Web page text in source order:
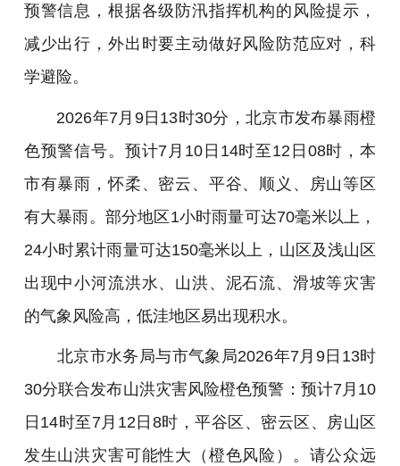
预警信息，根据各级防汛指挥机构的风险提示，
减少出行，外出时要主动做好风险防范应对，科
学避险。
2026年7月9日13时30分，北京市发布暴雨橙
色预警信号。预计7月10日14时至12日08时，本
市有暴雨，怀柔、密云、平谷、顺义、房山等区
有大暴雨。部分地区1小时雨量可达70毫米以上，
24小时累计雨量可达150毫米以上，山区及浅山区
出现中小河流洪水、山洪、泥石流、滑坡等灾害
的气象风险高，低洼地区易出现积水。
北京市水务局与市气象局2026年7月9日13时
30分联合发布山洪灾害风险橙色预警：预计7月10
日14时至7月12日8时，平谷区、密云区、房山区
发生山洪灾害可能性大（橙色风险）。请公众远